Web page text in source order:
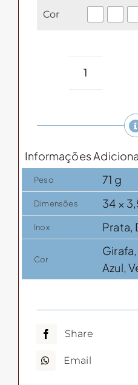
Cor
Faca
com
Informações
Peso 71 g
Dimensões 34 ×
Inox Prata,
Cor
Azul,
Share
Email